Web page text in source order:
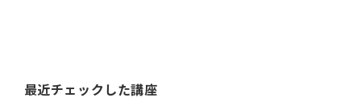
最近チェックした講座